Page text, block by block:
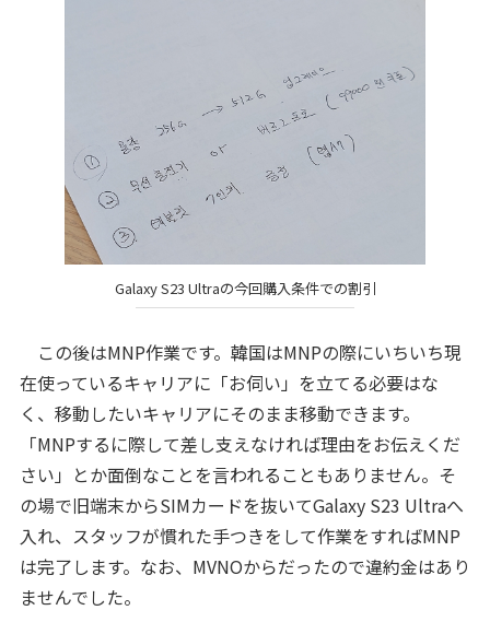
Galaxy S23 Ultraの今回購入条件での割引
この後はMNP作業です。韓国はMNPの際にいちいち現
在使っているキャリアに「お伺い」を立てる必要はな
く、移動したいキャリアにそのまま移動できます。
「MNPするに際して差し支えなければ理由をお伝えくだ
さい」とか面倒なことを言われることもありません。そ
の場で旧端末からSIMカードを抜いてGalaxy S23 Ultraへ
入れ、スタッフが慣れた手つきをして作業をすればMNP
は完了します。なお、MVNOからだったので違約金はあり
ませんでした。